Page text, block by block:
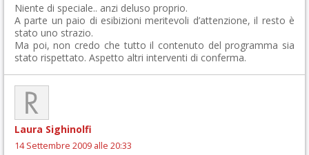
Niente di speciale.. anzi deluso proprio.
A parte un paio di esibizioni meritevoli d’attenzione, il resto è
stato uno strazio.
Ma poi, non credo che tutto il contenuto del programma sia
stato rispettato. Aspetto altri interventi di conferma.
Laura Sighinolfi
14 Settembre 2009 alle 20:33